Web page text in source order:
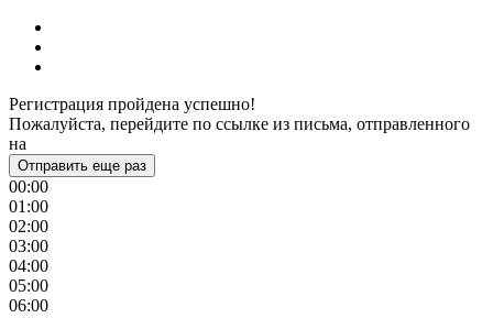
Регистрация пройдена успешно!
Пожалуйста, перейдите по ссылке из письма, отправленного
на
Отправить еще раз
00:00
01:00
02:00
03:00
04:00
05:00
06:00